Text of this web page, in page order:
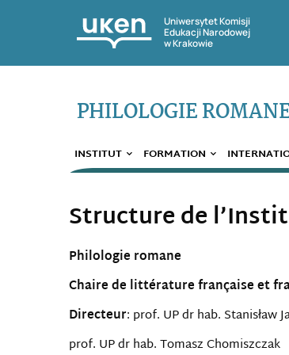
Uniwersytet Komisji
Edukacji Narodowej
w Krakowie
PHILOLOGIE
INSTITUT FORMATION
Structure de
Philologie romane
Chaire de littérature française et
Directeur: prof. UP dr hab. Stanisław
prof. UP dr hab. Tomasz Chomiszczak